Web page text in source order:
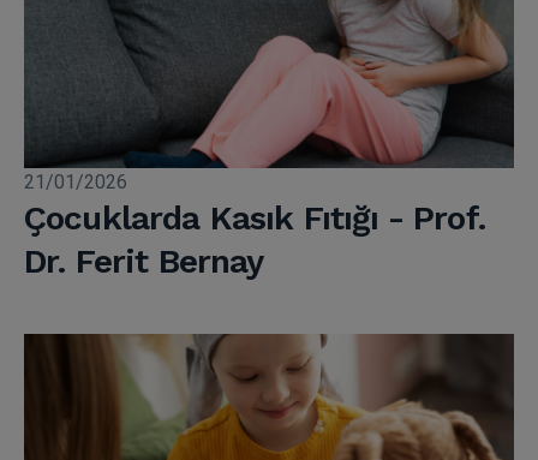
21/01/2026
Çocuklarda Kasık Fıtığı - Prof.
Dr. Ferit Bernay